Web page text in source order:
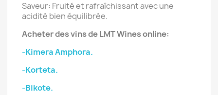
Saveur: Fruité et rafraîchissant avec une
acidité bien équilibrée.
Acheter des vins de LMT Wines online:
-Kimera Amphora.
-Korteta.
-Bikote.